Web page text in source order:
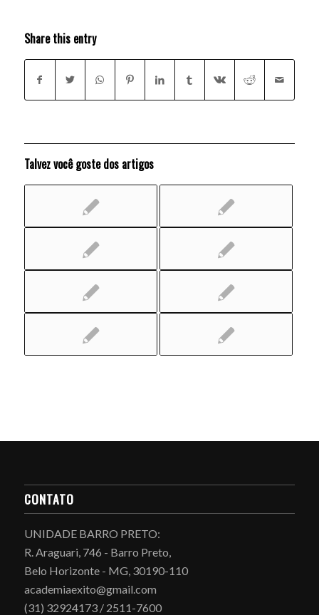
Share this entry
Talvez você goste dos artigos
CONTATO
UNIDADE BARRO PRETO:
R. Araguari, 746 - Barro Preto,
Belo Horizonte - MG, 30190-110
academiaexito@gmail.com
(31) 32924173 / 2511-7600